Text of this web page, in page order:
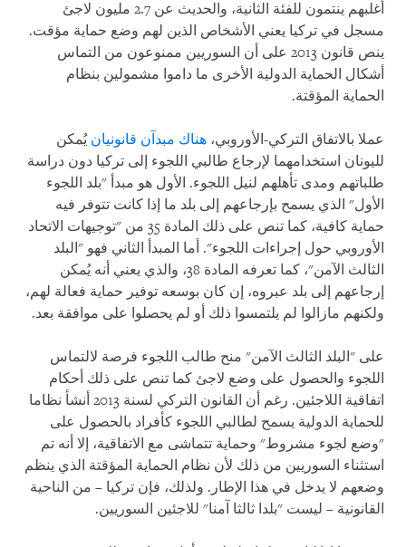
أغلبهم ينتمون للفئة الثانية، والحديث عن 2.7 مليون لاجئ
مسجل في تركيا يعني الأشخاص الذين لهم وضع حماية مؤقت.
ينص قانون 2013 على أن السوريين ممنوعون من التماس
أشكال الحماية الدولية الأخرى ما داموا مشمولين بنظام
الحماية المؤقتة.
عملا بالاتفاق التركي-الأوروبي، هناك مبدآن قانونيان يُمكن
لليونان استخدامهما لإرجاع طالبي اللجوء إلى تركيا دون دراسة
طلباتهم ومدى تأهلهم لنيل اللجوء. الأول هو مبدأ "بلد اللجوء
الأول" الذي يسمح بإرجاعهم إلى بلد ما إذا كانت تتوفر فيه
حماية كافية، كما تنص على ذلك المادة 35 من "توجيهات الاتحاد
الأوروبي حول إجراءات اللجوء". أما المبدأ الثاني فهو "البلد
الثالث الآمن"، كما تعرفه المادة 38، والذي يعني أنه يُمكن
إرجاعهم إلى بلد عبروه، إن كان بوسعه توفير حماية فعالة لهم،
ولكنهم مازالوا لم يلتمسوا ذلك أو لم يحصلوا على موافقة بعد.
على "البلد الثالث الآمن" منح طالب اللجوء فرصة لالتماس
اللجوء والحصول على وضع لاجئ كما تنص على ذلك أحكام
اتفاقية اللاجئين. رغم أن القانون التركي لسنة 2013 أنشأ نظاما
للحماية الدولية يسمح لطالبي اللجوء كأفراد بالحصول على
"وضع لجوء مشروط" وحماية تتماشى مع الاتفاقية، إلا أنه تم
استثناء السوريين من ذلك لأن نظام الحماية المؤقتة الذي ينظم
وضعهم لا يدخل في هذا الإطار. ولذلك، فإن تركيا – من الناحية
القانونية – ليست "بلدا ثالثا آمنا" للاجئين السوريين.